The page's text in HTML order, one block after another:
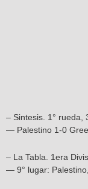
– Sintesis. 1° rueda,
— Palestino 1-0
– La Tabla. 1era
— 9° lugar: